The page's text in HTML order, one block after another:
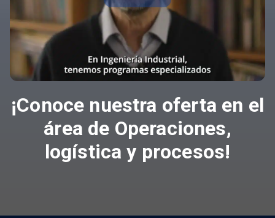
¡Conoce nuestra oferta en el
área de Operaciones,
logística y procesos!